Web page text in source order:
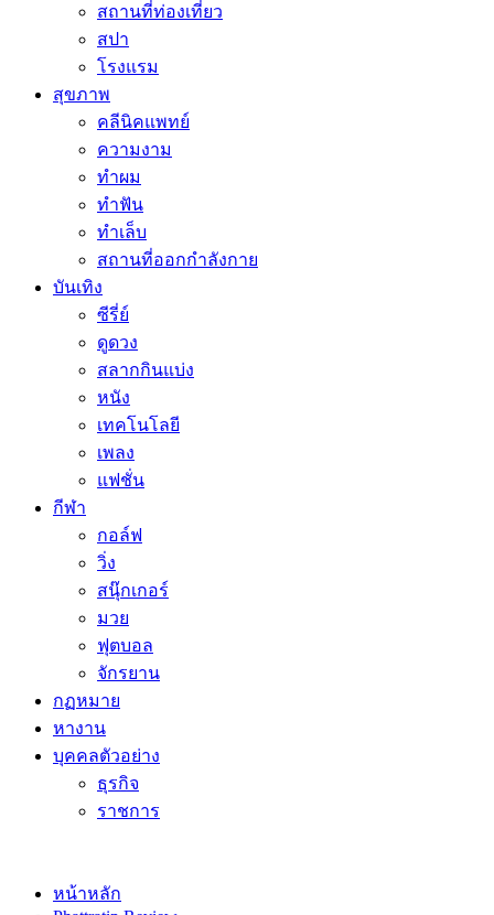
สถานที่ท่องเที่ยว
สปา
โรงแรม
สุขภาพ
คลีนิคแพทย์
ความงาม
ทำผม
ทำฟัน
ทำเล็บ
สถานที่ออกกำลังกาย
บันเทิง
ซีรี่ย์
ดูดวง
สลากกินแบ่ง
หนัง
เทคโนโลยี
เพลง
แฟชั่น
กีฬา
กอล์ฟ
วิ่ง
สนุ๊กเกอร์
มวย
ฟุตบอล
จักรยาน
กฏหมาย
หางาน
บุคคลตัวอย่าง
ธุรกิจ
ราชการ
หน้าหลัก